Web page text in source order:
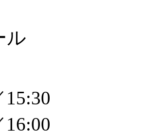
ル
15:30
16:00